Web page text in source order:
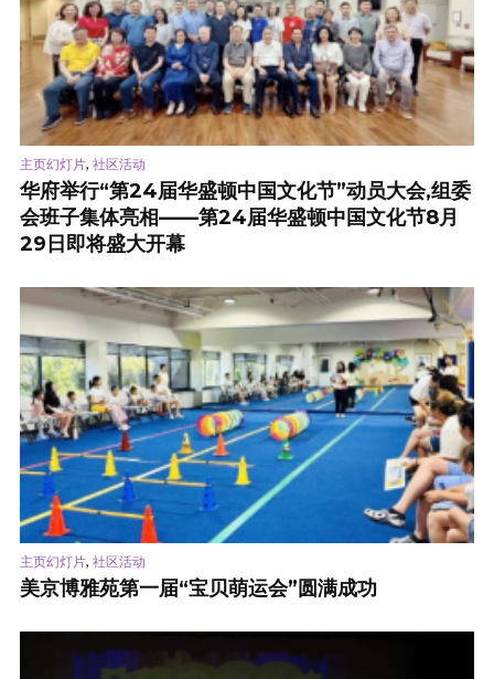
主页幻灯片, 社区活动
华府举行“第24届华盛顿中国文化节”动员大会,组委
会班子集体亮相——第24届华盛顿中国文化节8月
29日即将盛大开幕
主页幻灯片, 社区活动
美京博雅苑第一届“宝贝萌运会”圆满成功